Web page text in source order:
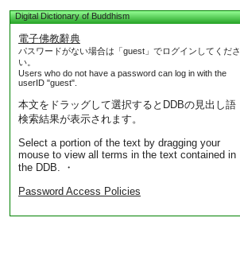
Digital Dictionary of Buddhism
電子佛教辭典
パスワードがない場合は「guest」でログインしてくださ
い。
Users who do not have a password can log in with the
userID "guest".
本文をドラッグして選択するとDDBの見出し語
検索結果が表示されます。
Select a portion of the text by dragging your
mouse to view all terms in the text contained in
the DDB. ・
Password Access Policies